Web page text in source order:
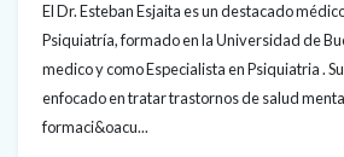
El Dr. Esteban Esjaita es un destacado
Psiquiatría, formado en la Universidad de
medico y como Especialista en Psiquiatria .
enfocado en tratar trastornos de salud
formaci&oacu...